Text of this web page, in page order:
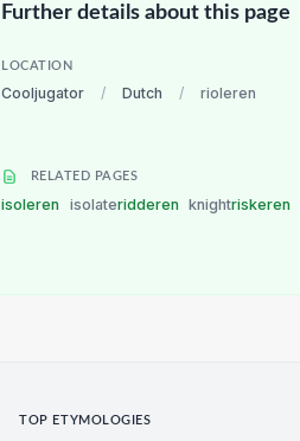
Further details about this page
LOCATION
Cooljugator / Dutch / rioleren
RELATED PAGES
isoleren isolateridderen knightriskeren
TOP ETYMOLOGIES